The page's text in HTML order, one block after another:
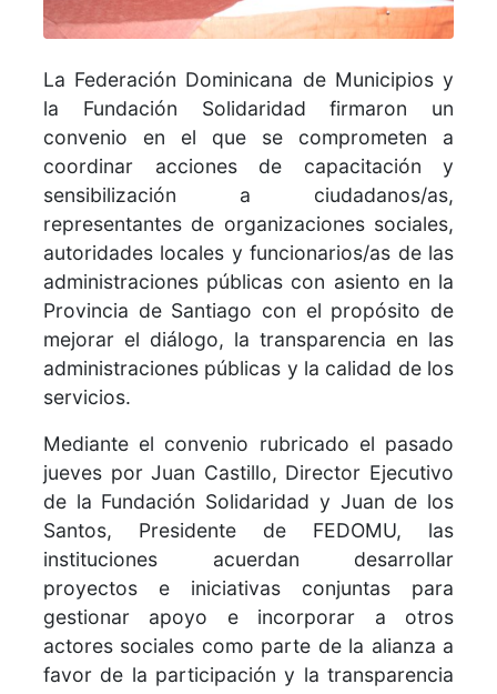
La Federación Dominicana de Municipios y
la Fundación Solidaridad firmaron un
convenio en el que se comprometen a
coordinar acciones de capacitación y
sensibilización a ciudadanos/as,
representantes de organizaciones sociales,
autoridades locales y funcionarios/as de las
administraciones públicas con asiento en la
Provincia de Santiago con el propósito de
mejorar el diálogo, la transparencia en las
administraciones públicas y la calidad de los
servicios.
Mediante el convenio rubricado el pasado
jueves por Juan Castillo, Director Ejecutivo
de la Fundación Solidaridad y Juan de los
Santos, Presidente de FEDOMU, las
instituciones acuerdan desarrollar
proyectos e iniciativas conjuntas para
gestionar apoyo e incorporar a otros
actores sociales como parte de la alianza a
favor de la participación y la transparencia